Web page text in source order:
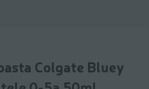
Colgate Bluey